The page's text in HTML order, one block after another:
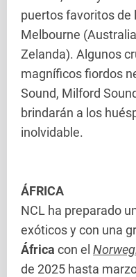
puertos favoritos de
Melbourne
Zelanda). Algunos
magníficos fiordos
Sound, Milford
brindarán a los
inolvidable.
ÁFRICA
NCL ha preparado
exóticos y con una
África con el
de 2025 hasta